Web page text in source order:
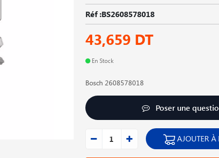
Réf :BS2608578018
43,659 DT
En Stock
Bosch 2608578018
Poser une
AJOUTER À